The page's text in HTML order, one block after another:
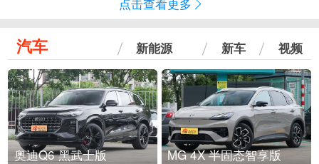
汽车 新能源 新车 视频
奥迪Q6 黑武士版 MG 4X 半固态智享版